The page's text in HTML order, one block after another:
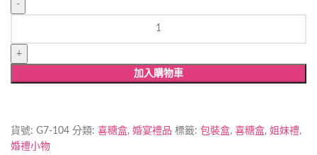
花
喜
糖
數
量
加入購物車
貨號: G7-104 分類: 喜糖盒, 婚宴禮品 標籤: 包裝盒, 喜糖盒, 姐妹禮,
婚禮小物